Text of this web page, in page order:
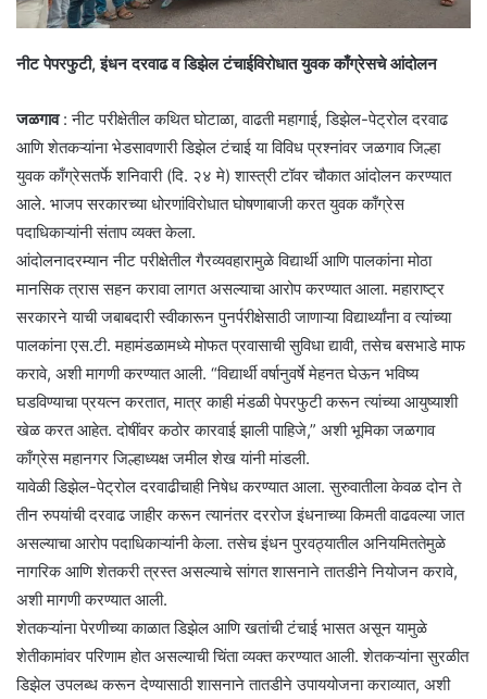
नीट पेपरफुटी, इंधन दरवाढ व डिझेल टंचाईविरोधात युवक काँग्रेसचे आंदोलन
जळगाव: नीट परीक्षेतील कथित घोटाळा, वाढती महागाई, डिझेल-पेट्रोल दरवाढ
आणि शेतकऱ्यांना भेडसावणारी डिझेल टंचाई या विविध प्रश्नांवर जळगाव जिल्हा
युवक काँग्रेसतर्फे शनिवारी (दि. २४ मे) शास्त्री टॉवर चौकात आंदोलन करण्यात
आले. भाजप सरकारच्या धोरणांविरोधात घोषणाबाजी करत युवक काँग्रेस
पदाधिकाऱ्यांनी संताप व्यक्त केला.
आंदोलनादरम्यान नीट परीक्षेतील गैरव्यवहारामुळे विद्यार्थी आणि पालकांना मोठा
मानसिक त्रास सहन करावा लागत असल्याचा आरोप करण्यात आला. महाराष्ट्र
सरकारने याची जबाबदारी स्वीकारून पुनर्परीक्षेसाठी जाणाऱ्या विद्यार्थ्यांना व त्यांच्या
पालकांना एस.टी. महामंडळामध्ये मोफत प्रवासाची सुविधा द्यावी, तसेच बसभाडे माफ
करावे, अशी मागणी करण्यात आली. “विद्यार्थी वर्षानुवर्षे मेहनत घेऊन भविष्य
घडविण्याचा प्रयत्न करतात, मात्र काही मंडळी पेपरफुटी करून त्यांच्या आयुष्याशी
खेळ करत आहेत. दोषींवर कठोर कारवाई झाली पाहिजे,” अशी भूमिका जळगाव
काँग्रेस महानगर जिल्हाध्यक्ष जमील शेख यांनी मांडली.
यावेळी डिझेल-पेट्रोल दरवाढीचाही निषेध करण्यात आला. सुरुवातीला केवळ दोन ते
तीन रुपयांची दरवाढ जाहीर करून त्यानंतर दररोज इंधनाच्या किमती वाढवल्या जात
असल्याचा आरोप पदाधिकाऱ्यांनी केला. तसेच इंधन पुरवठ्यातील अनियमिततेमुळे
नागरिक आणि शेतकरी त्रस्त असल्याचे सांगत शासनाने तातडीने नियोजन करावे,
अशी मागणी करण्यात आली.
शेतकऱ्यांना पेरणीच्या काळात डिझेल आणि खतांची टंचाई भासत असून यामुळे
शेतीकामांवर परिणाम होत असल्याची चिंता व्यक्त करण्यात आली. शेतकऱ्यांना सुरळीत
डिझेल उपलब्ध करून देण्यासाठी शासनाने तातडीने उपाययोजना कराव्यात, अशी